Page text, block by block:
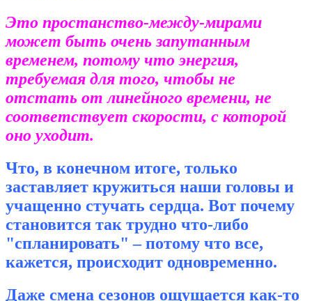
Это простанство-между-мирами
может быть очень запутанным
временем, потому что энергия,
требуемая для того, чтобы не
отстать от линейного времени, не
соответствует скорости, с которой
оно уходит.
Что, в конечном итоге, только
заставляет кружиться наши головы и
учащенно стучать сердца. Вот почему
становится так трудно что-либо
"спланировать" – потому что все,
кажется, происходит одновременно.
Даже смена сезонов ощущается как-то